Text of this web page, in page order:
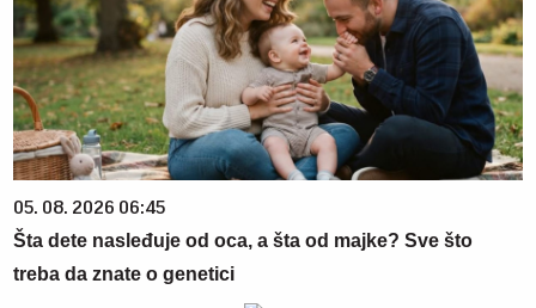
05. 08. 2026 06:45
Šta dete nasleđuje od oca, a šta od majke? Sve što
treba da znate o genetici